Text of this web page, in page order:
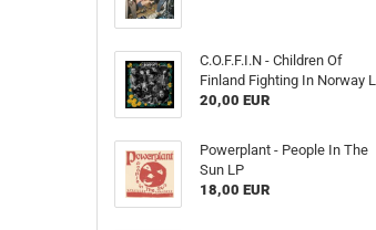
C.O.F.F.I.N - Children Of
Finland Fighting In Norway
20,00 EUR
Powerplant - People In The
Sun LP
18,00 EUR